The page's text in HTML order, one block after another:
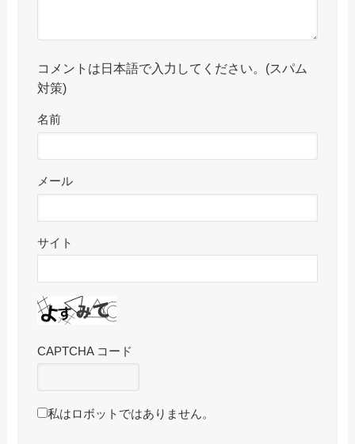
コメントは日本語で入力してください。(スパム
対策)
名前
メール
サイト
CAPTCHA コード
私はロボットではありません。